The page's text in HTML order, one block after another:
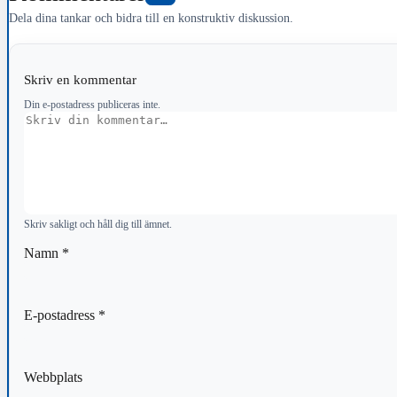
Dela dina tankar och bidra till en konstruktiv diskussion.
Skriv en kommentar
Din e-postadress publiceras inte.
Kommentar
Skriv sakligt och håll dig till ämnet.
Namn *
E-postadress *
Webbplats